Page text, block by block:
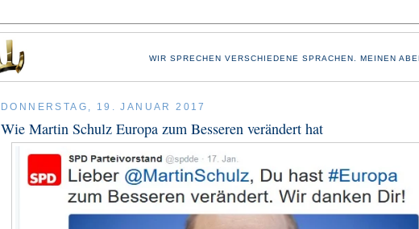
WIR SPRECHEN VERSCHIEDENE SPRACHEN. MEINEN
DONNERSTAG, 19. JANUAR 2017
Wie Martin Schulz Europa zum Besseren verändert hat